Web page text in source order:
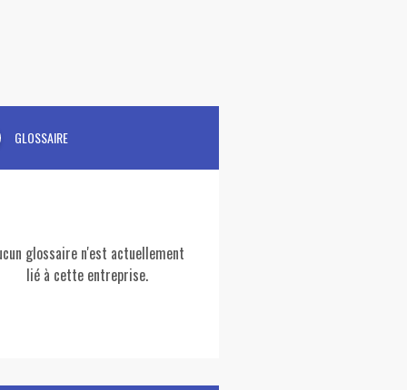
GLOSSAIRE
glossaire n'est actuellement
lié à cette entreprise.